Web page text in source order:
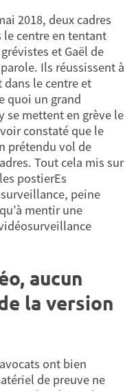
2018, deux cadres
le centre en tentant
et Gaël de
Ils réussissent à
le centre et
quoi un grand
se mettent en grève le
constaté que le
prétendu vol de
Tout cela mis sur
postierEs
peine
mentir une
aucun
la version
ont bien
de preuve ne